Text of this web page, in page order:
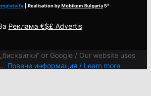
| Realisation byMobikom Bulgaria5³
Реклама €$£ Advertis
от Google / Our website uses
Повече информация / Learn more